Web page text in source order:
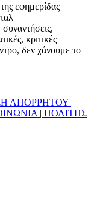
εφημερίδας
κριτικές
δεν χάνουμε το
ΑΠΟΡΡΗΤΟΥ |
| ΠΟΛΙΤΗΣ